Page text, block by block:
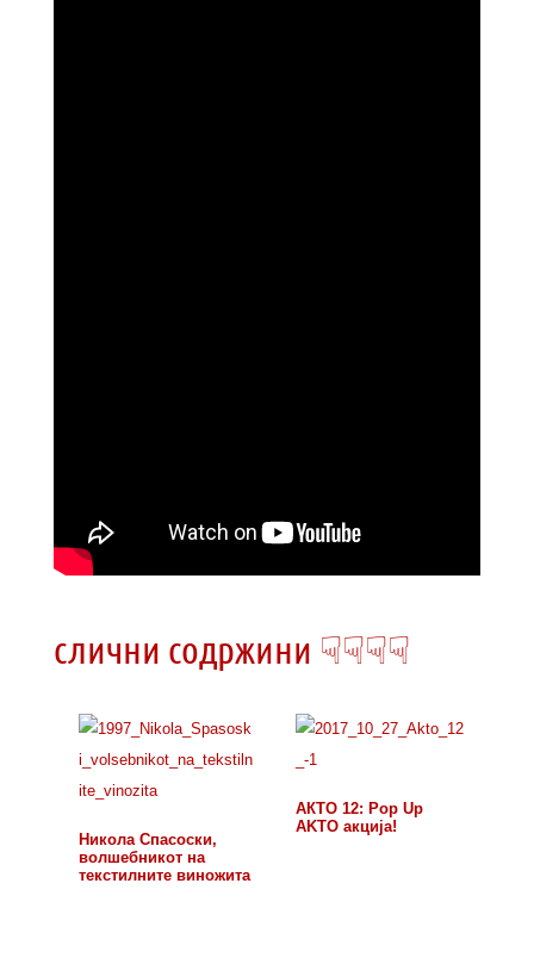
слични содржини ☟☟☟☟
Никола Спасоски,
волшебникот на
текстилните виножита
АКТО 12: Pop Up
АKTO aкција!